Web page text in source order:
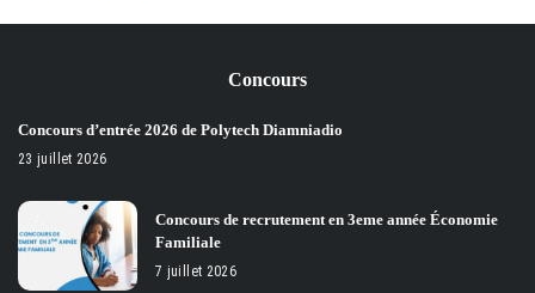
Concours
Concours d’entrée 2026 de Polytech Diamniadio
23 juillet 2026
Concours de recrutement en 3eme année Économie
Familiale
7 juillet 2026